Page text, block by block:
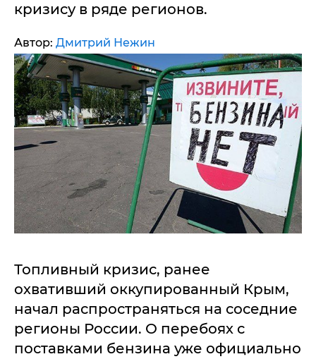
кризису в ряде регионов.
Автор: Дмитрий Нежин
Топливный кризис, ранее
охвативший оккупированный Крым,
начал распространяться на соседние
регионы России. О перебоях с
поставками бензина уже официально